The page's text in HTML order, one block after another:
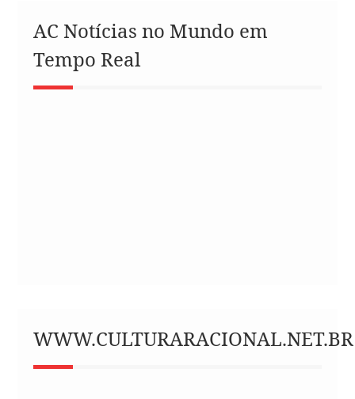
AC Notícias no Mundo em
Tempo Real
WWW.CULTURARACIONAL.NET.BR